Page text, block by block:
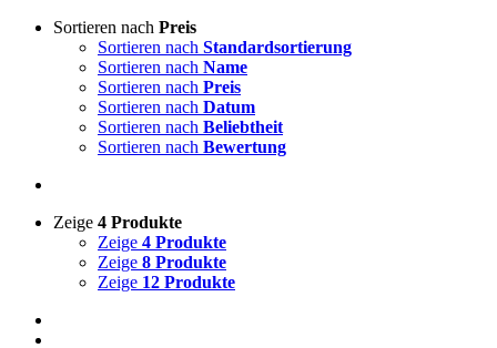
Sortieren nach Preis
Sortieren nach Standardsortierung
Sortieren nach Name
Sortieren nach Preis
Sortieren nach Datum
Sortieren nach Beliebtheit
Sortieren nach Bewertung
Zeige 4 Produkte
Zeige 4 Produkte
Zeige 8 Produkte
Zeige 12 Produkte